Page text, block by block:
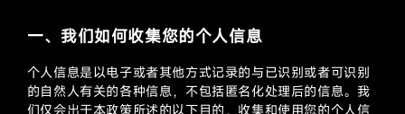
一、我们如何收集您的个人信息
个人信息是以电子或者其他方式记录的与已识别或者可识别
的自然人有关的各种信息，不包括匿名化处理后的信息。我
们仅会出于本政策所述的以下目的，收集和使用您的个人信